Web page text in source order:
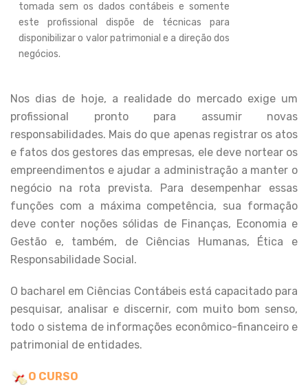
tomada sem os dados contábeis e somente
este profissional dispõe de técnicas para
disponibilizar o valor patrimonial e a direção dos
negócios.
Nos dias de hoje, a realidade do mercado exige um
profissional pronto para assumir novas
responsabilidades. Mais do que apenas registrar os atos
e fatos dos gestores das empresas, ele deve nortear os
empreendimentos e ajudar a administração a manter o
negócio na rota prevista. Para desempenhar essas
funções com a máxima competência, sua formação
deve conter noções sólidas de Finanças, Economia e
Gestão e, também, de Ciências Humanas, Ética e
Responsabilidade Social.
O bacharel em Ciências Contábeis está capacitado para
pesquisar, analisar e discernir, com muito bom senso,
todo o sistema de informações econômico-financeiro e
patrimonial de entidades.
O CURSO